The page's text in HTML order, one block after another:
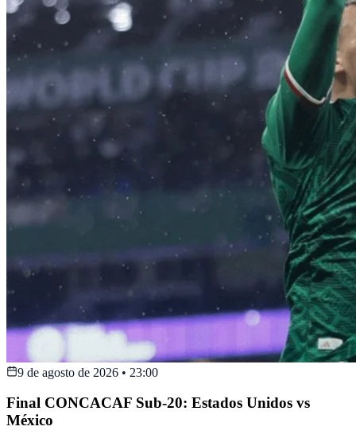
9 de agosto de 2026 • 23:00
Final CONCACAF Sub-20: Estados Unidos vs
México